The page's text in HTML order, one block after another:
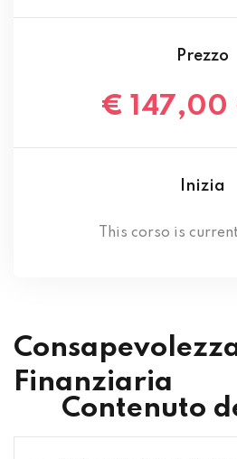
Prezzo
€ 147,00
Inizia
This corso is
Finanziaria
Contenuto